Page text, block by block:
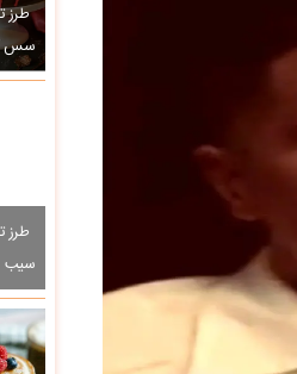
طرز
سس
طرز
سیب